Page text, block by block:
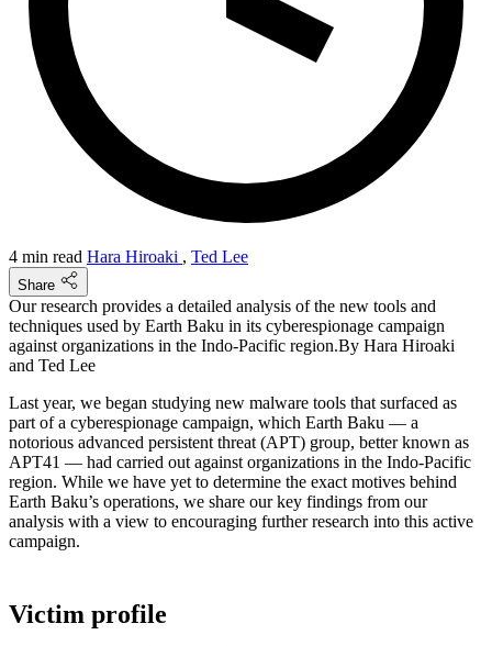
4 min read Hara Hiroaki , Ted Lee
Share
Our research provides a detailed analysis of the new tools and
techniques used by Earth Baku in its cyberespionage campaign
against organizations in the Indo-Pacific region.By Hara Hiroaki
and Ted Lee
Last year, we began studying new malware tools that surfaced as
part of a cyberespionage campaign, which Earth Baku — a
notorious advanced persistent threat (APT) group, better known as
APT41 — had carried out against organizations in the Indo-Pacific
region. While we have yet to determine the exact motives behind
Earth Baku’s operations, we share our key findings from our
analysis with a view to encouraging further research into this active
campaign.
Victim profile